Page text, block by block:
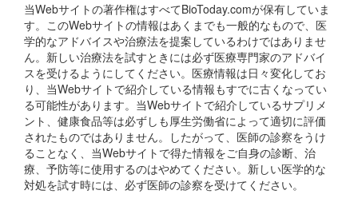
当Webサイトの著作権はすべてBioToday.comが保有していま
す。このWebサイトの情報はあくまでも一般的なもので、医
学的なアドバイスや治療法を提案しているわけではありませ
ん。新しい治療法を試すときには必ず医療専門家のアドバイ
スを受けるようにしてください。医療情報は日々変化してお
り、当Webサイトで紹介している情報もすでに古くなってい
る可能性があります。当Webサイトで紹介しているサプリメ
ント、健康食品等は必ずしも厚生労働省によって適切に評価
されたものではありません。したがって、医師の診察をうけ
ることなく、当Webサイトで得た情報をご自身の診断、治
療、予防等に使用するのはやめてください。新しい医学的な
対処を試す時には、必ず医師の診察を受けてください。